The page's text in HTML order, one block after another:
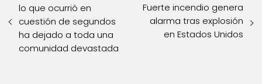
lo que ocurrió en
cuestión de segundos
ha dejado a toda una
comunidad devastada
Fuerte incendio genera
alarma tras explosión
en Estados Unidos